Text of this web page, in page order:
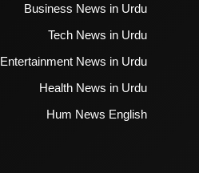
Business News in Urdu
Tech News in Urdu
Entertainment News in Urdu
Health News in Urdu
Hum News English